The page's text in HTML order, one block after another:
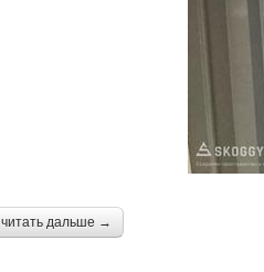
читать дальше →